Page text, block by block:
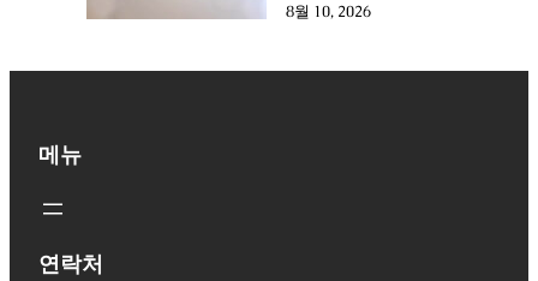
8월 10, 2026
메뉴
연락처